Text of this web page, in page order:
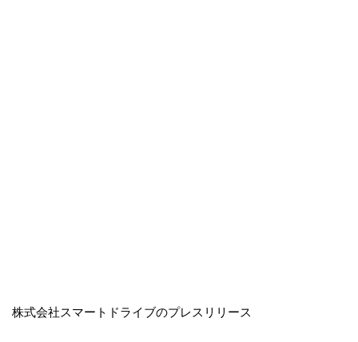
株式会社スマートドライブのプレスリリース